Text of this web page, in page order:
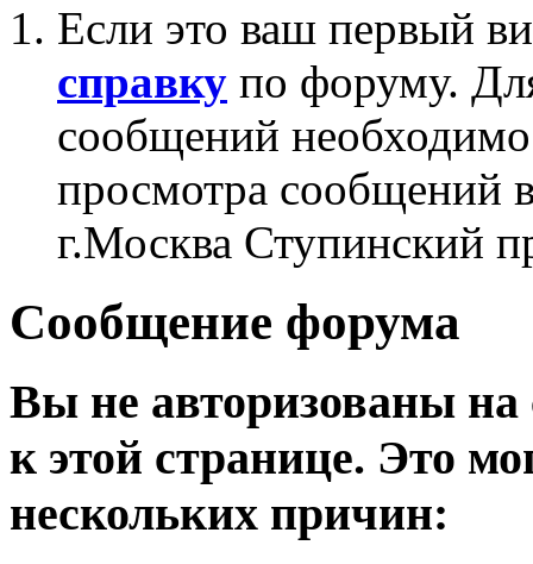
Если это ваш первый
справку по форуму.
сообщений
просмотра сообщений
г.Москва Ступинский
Сообщение форума
Вы не авторизованы на
к этой странице. Это
нескольких причин: